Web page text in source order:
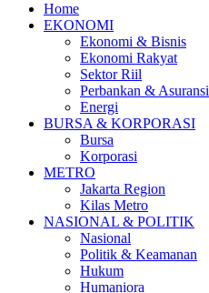
Home
EKONOMI
Ekonomi & Bisnis
Ekonomi Rakyat
Sektor Riil
Perbankan & Asuransi
Energi
BURSA & KORPORASI
Bursa
Korporasi
METRO
Jakarta Region
Kilas Metro
NASIONAL & POLITIK
Nasional
Politik & Keamanan
Hukum
Humaniora